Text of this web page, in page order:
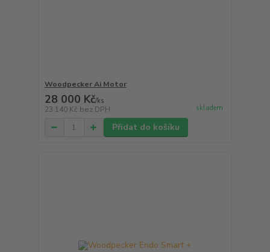
Woodpecker Ai Motor
28 000 Kč/ks
23 140 Kč bez DPH skladem
Přidat do košíku